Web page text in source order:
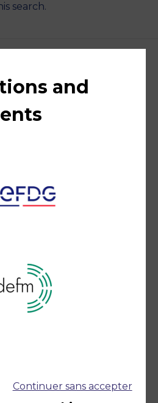
search.
and
Continuer sans accepter